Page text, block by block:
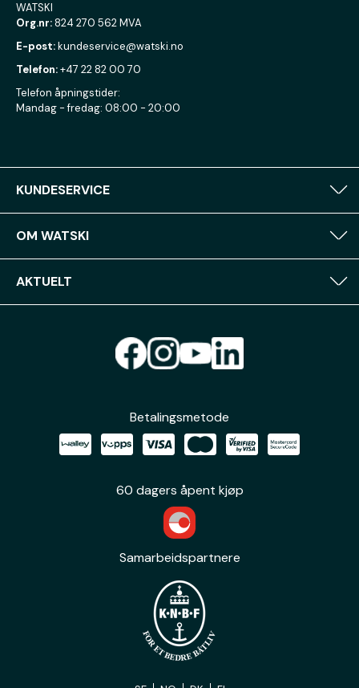
WATSKI
Org.nr:824 270 562 MVA
E-post:kundeservice@watski.no
Telefon:+47 22 82 00 70
Telefon åpningstider:
Mandag - fredag: 08:00 - 20:00
KUNDESERVICE
OM WATSKI
AKTUELT
Betalingsmetode
60 dagers åpent kjøp
Samarbeidspartnere